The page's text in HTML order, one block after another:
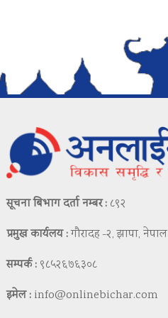
सूचना बिभाग दर्ता नम्बर : ८९२
प्रमुख कार्यलय :गौरादह -२, झापा, नेपाल
सम्पर्क : ९८५२६७६३०८
इमेल : info@onlinebichar.com